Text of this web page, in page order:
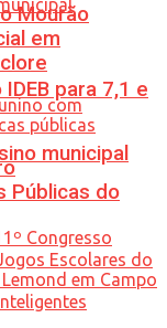
para 7,1 e
municipal
Mourão
em
Públicas do